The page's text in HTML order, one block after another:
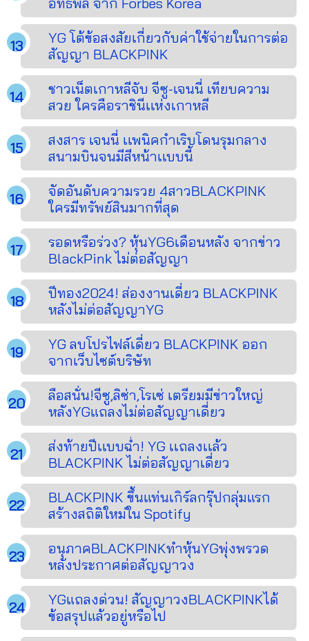
YG โต้ข้อสงสัยเกี่ยวกับค่าใช้จ่ายในการต่อ
สัญญา BLACKPINK
ชาวเน็ตเกาหลีจับ จีซู-เจนนี่ เทียบความ
สวย ใครคือราชินีเเห่งเกาหลี
สงสาร เจนนี่ เเพนิคกำเริบโดนรุมกลาง
สนามบินจนมีสีหน้าเเบบนี้
จัดอันดับความรวย 4สาวBLACKPINK
ใครมีทรัพย์สินมากที่สุด
รอดหรือร่วง? หุ้นYG6เดือนหลัง จากข่าว
BlackPink ไม่ต่อสัญญา
ปีทอง2024! ส่องงานเดี่ยว BLACKPINK
หลังไม่ต่อสัญญาYG
YG ลบโปรไฟล์เดี่ยว BLACKPINK ออก
จากเว็บไซต์บริษัท
ลือสนั่น!จีซู,ลิซ่า,โรเซ่ เตรียมมีข่าวใหญ่
หลังYGแถลงไม่ต่อสัญญาเดี่ยว
ส่งท้ายปีเเบบฉ่ำ! YG เเถลงเเล้ว
BLACKPINK ไม่ต่อสัญญาเดี่ยว
BLACKPINK ขึ้นแท่นเกิร์ลกรุ๊ปกลุ่มแรก
สร้างสถิติใหม่ใน Spotify
อนุภาคBLACKPINKทำหุ้นYGพุ่งพรวด
หลังประกาศต่อสัญญาวง
YGแถลงด่วน! สัญญาวงBLACKPINKได้
ข้อสรุปแล้วอยู่หรือไป